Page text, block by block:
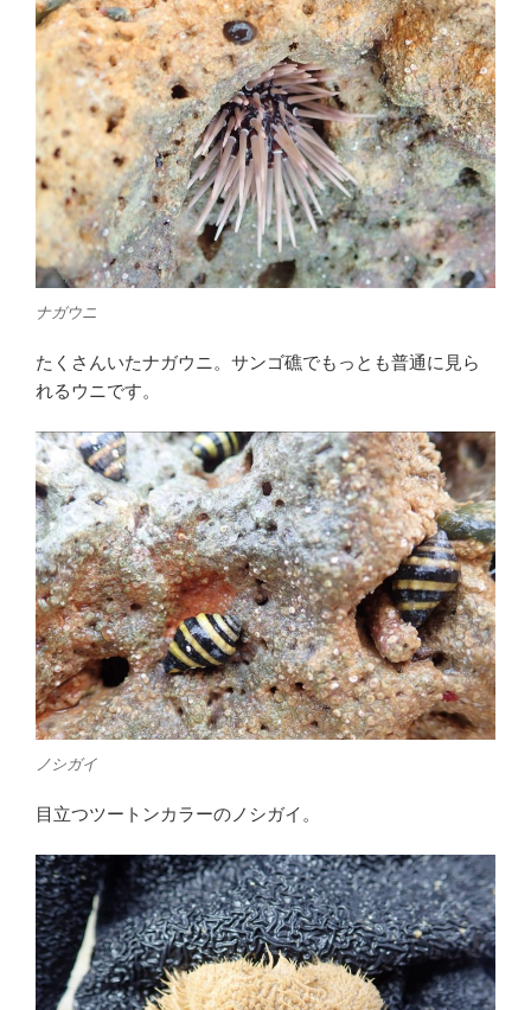
ナガウニ
たくさんいたナガウニ。サンゴ礁でもっとも普通に見ら
れるウニです。
ノシガイ
目立つツートンカラーのノシガイ。